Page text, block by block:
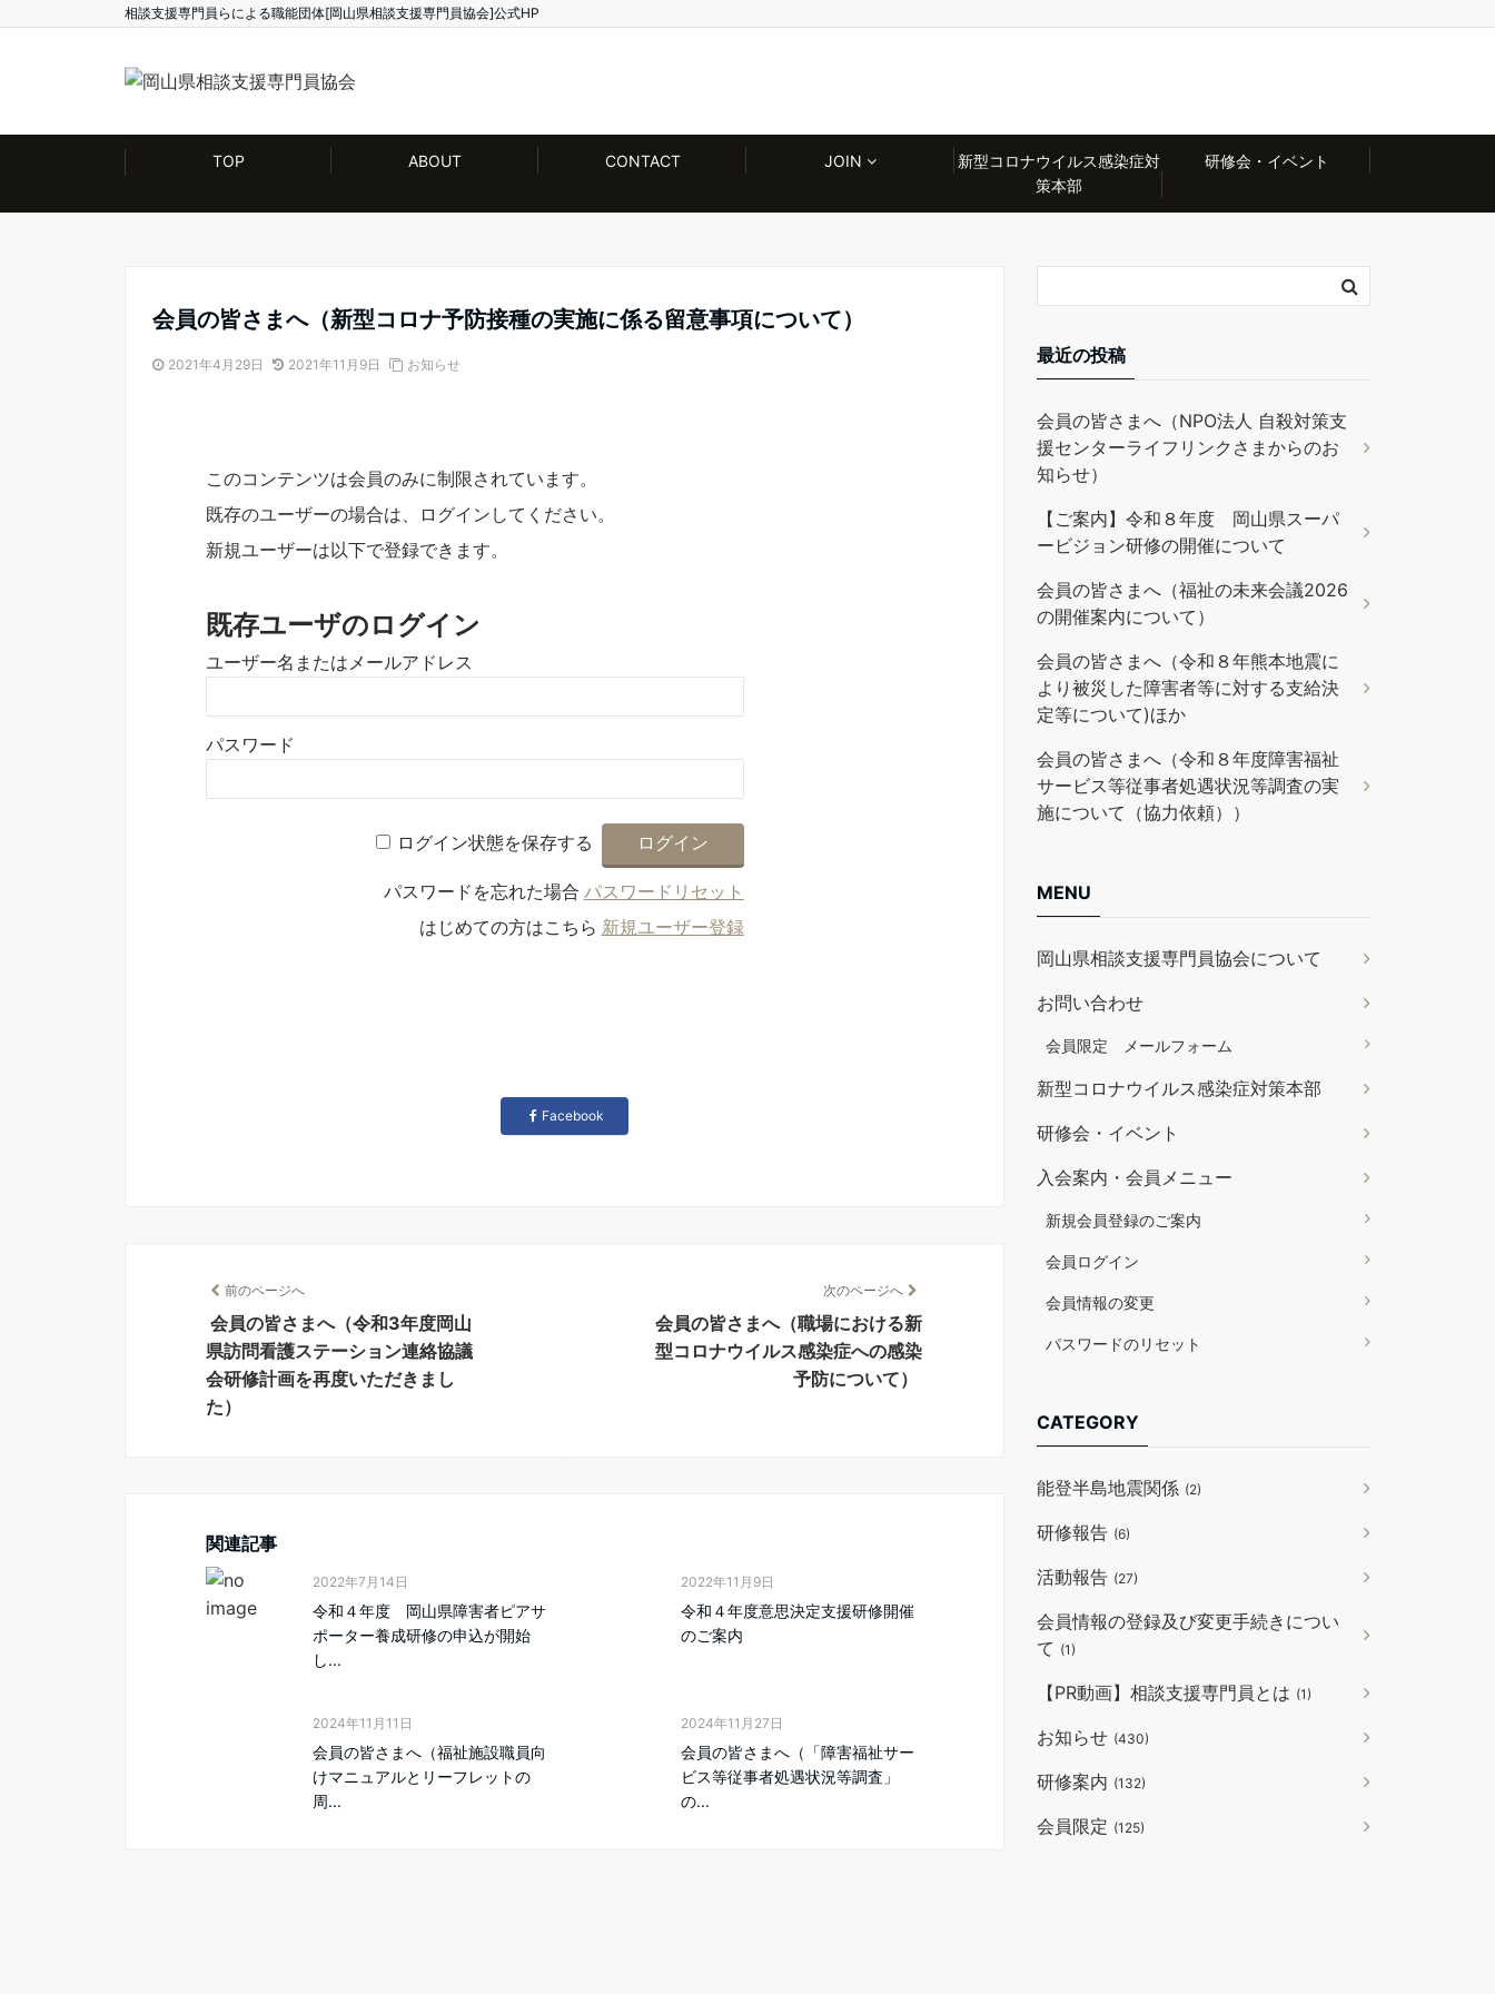
相談支援専門員らによる職能団体[岡山県相談支援専門員協会]公式HP
TOP ABOUT CONTACT JOIN
新型コロナウイルス感染症対
策本部
研修会・イベント
会員の皆さまへ（新型コロナ予防接種の実施に係る留意事項について）
2021年4月29日 2021年11月9日 お知らせ
このコンテンツは会員のみに制限されています。
既存のユーザーの場合は、ログインしてください。
新規ユーザーは以下で登録できます。
既存ユーザのログイン
ユーザー名またはメールアドレス
パスワード
ログイン状態を保存する
パスワードを忘れた場合 パスワードリセット
はじめての方はこちら 新規ユーザー登録
Facebook
前のページへ
会員の皆さまへ（令和3年度岡山
県訪問看護ステーション連絡協議
会研修計画を再度いただきまし
た）
次のページへ
会員の皆さまへ（職場における新
型コロナウイルス感染症への感染
予防について）
関連記事
2022年7月14日
令和４年度 岡山県障害者ピアサ
ポーター養成研修の申込が開始
し...
2022年11月9日
令和４年度意思決定支援研修開催
のご案内
2024年11月11日
会員の皆さまへ（福祉施設職員向
けマニュアルとリーフレットの
周...
2024年11月27日
会員の皆さまへ（「障害福祉サー
ビス等従事者処遇状況等調査」
の...
最近の投稿
会員の皆さまへ（NPO法人 自殺対策支
援センターライフリンクさまからのお
知らせ）
【ご案内】令和８年度 岡山県スーパ
ービジョン研修の開催について
会員の皆さまへ（福祉の未来会議2026
の開催案内について）
会員の皆さまへ（令和８年熊本地震に
より被災した障害者等に対する支給決
定等について)ほか
会員の皆さまへ（令和８年度障害福祉
サービス等従事者処遇状況等調査の実
施について（協力依頼））
MENU
岡山県相談支援専門員協会について
お問い合わせ
会員限定 メールフォーム
新型コロナウイルス感染症対策本部
研修会・イベント
入会案内・会員メニュー
新規会員登録のご案内
会員ログイン
会員情報の変更
パスワードのリセット
CATEGORY
能登半島地震関係 (2)
研修報告 (6)
活動報告 (27)
会員情報の登録及び変更手続きについ
て (1)
【PR動画】相談支援専門員とは (1)
お知らせ (430)
研修案内 (132)
会員限定 (125)